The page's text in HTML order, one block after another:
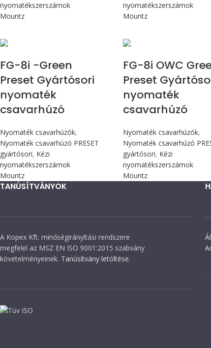
nyomatékszerszámok
Mountz
nyomatékszerszámok
Mountz
FG-8i -Green
Preset Gyártósori
nyomaték
csavarhúzó
Nyomaték csavarhúzók,
Nyomaték csavarhúzó PRESET
gyártósori, Kézi
nyomatékszerszámok
Mountz
FG-8i OWC
Preset
nyomaték
csavarhúzó
Nyomaték csavarhúzók,
Nyomaték csavarhúzó
gyártósori, Kézi
nyomatékszerszámok
Mountz
TANÚSÍTVÁNYOK
A Kopex Kft. minőségirányítási rendszere
megfelel az MSZ EN ISO 9001:2015 szabvány
követelményeinek. Tanúsítvány letöltése.